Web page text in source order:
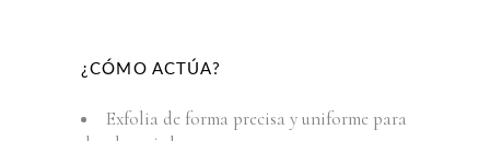
¿CÓMO ACTÚA?
Exfolia de forma precisa y uniforme para